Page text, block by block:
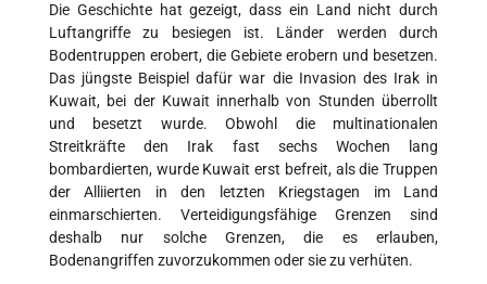
Die Geschichte hat gezeigt, dass ein Land nicht durch
Luftangriffe zu besiegen ist. Länder werden durch
Bodentruppen erobert, die Gebiete erobern und besetzen.
Das jüngste Beispiel dafür war die Invasion des Irak in
Kuwait, bei der Kuwait innerhalb von Stunden überrollt
und besetzt wurde. Obwohl die multinationalen
Streitkräfte den Irak fast sechs Wochen lang
bombardierten, wurde Kuwait erst befreit, als die Truppen
der Alliierten in den letzten Kriegstagen im Land
einmarschierten. Verteidigungsfähige Grenzen sind
deshalb nur solche Grenzen, die es erlauben,
Bodenangriffen zuvorzukommen oder sie zu verhüten.